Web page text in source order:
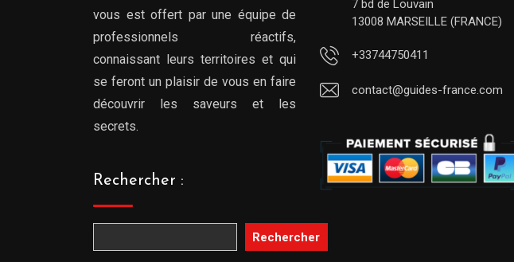
vous est offert par une équipe de
professionnels réactifs,
connaissant leurs territoires et qui
se feront un plaisir de vous en faire
découvrir les saveurs et les
secrets.
Rechercher :
Rechercher
7 bd de Louvain
13008 MARSEILLE (FRANCE)
+33744750411
contact@guides-france.com